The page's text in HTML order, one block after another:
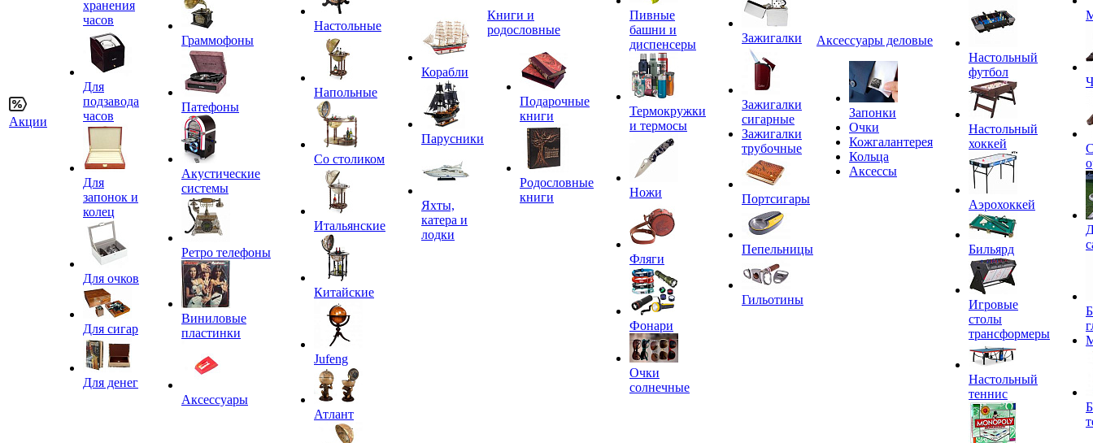
Акции
хранения
часов
Для
подзавода
часов
Для
запонок и
колец
Для очков
Для сигар
Для денег
Граммофоны
Патефоны
Акустические
системы
Ретро телефоны
Виниловые
пластинки
Аксессуары
Настольные
Напольные
Со столиком
Итальянские
Китайские
Jufeng
Атлант
Корабли
Парусники
Яхты,
катера и
лодки
Книги и
родословные
Подарочные
книги
Родословные
книги
Пивные
башни и
диспенсеры
Термокружки
и термосы
Ножи
Фляги
Фонари
Очки
солнечные
Зажигалки
Зажигалки
сигарные
Зажигалки
трубочные
Портсигары
Пепельницы
Гильотины
Аксессуары деловые
Запонки
Очки
Кожгалантерея
Кольца
Аксессы
Настольный
футбол
Настольный
хоккей
Аэрохоккей
Бильярд
Игровые
столы
трансформеры
Настольный
теннис